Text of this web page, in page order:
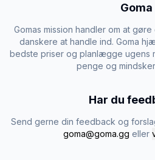
Goma
Gomas mission handler om at
danskere at handle ind. Goma
bedste priser og planlægge ugens
penge og
Har du
Send gerne din feedback og
goma@goma.gg eller